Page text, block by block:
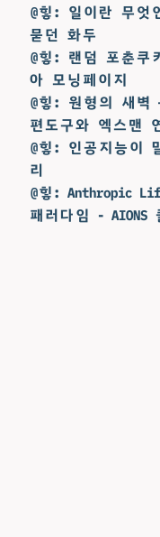
@힣: 일이란 무엇
묻던 화두
@힣: 랜덤 포춘쿠
아 모닝페이지
@힣: 원형의 새
편도구와 엑스맨
@힣: 인공지능이
리
@힣: Anthropic
패러다임 - AIONS